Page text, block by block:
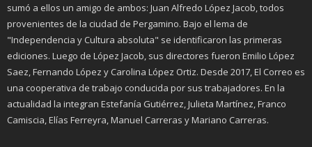
sumó a ellos un amigo de ambos: Juan Alfredo López Jacob, todos
provenientes de la ciudad de Pergamino. Bajo el lema de
"Independencia y Cultura absoluta" se identificaron las primeras
ediciones. Luego de López Jacob, sus directores fueron Emilio López
Saez, Fernando López y Carolina López Ortiz. Desde 2017, El Correo es
una cooperativa de trabajo conducida por sus trabajadores. En la
actualidad la integran Estefanía Gutiérrez, Julieta Martínez, Franco
Camiscia, Elías Ferreyra, Manuel Carreras y Mariano Carreras.